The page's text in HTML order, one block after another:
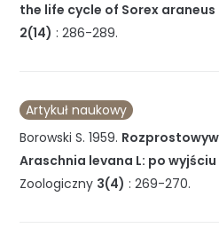
the life cycle of Sorex araneus
2(14) :286-289.
Artykuł naukowy
Borowski S. 1959.
Araschnia levana L: po
Zoologiczny 3(4) :269-270.